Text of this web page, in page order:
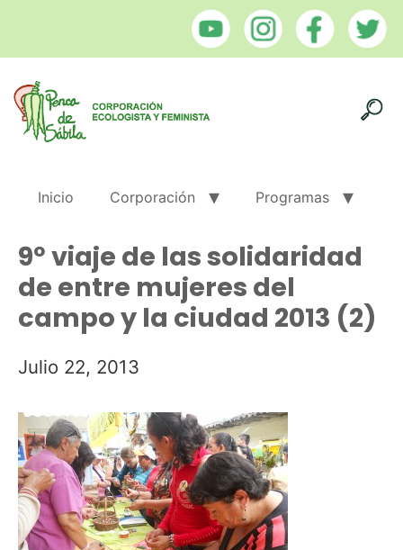
Inicio Corporación Programas
9º viaje de las solidaridad
de entre mujeres del
campo y la ciudad 2013 (2)
Julio 22, 2013